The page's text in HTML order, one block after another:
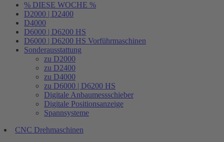
% DIESE WOCHE %
D2000 | D2400
D4000
D6000 | D6200 HS
D6000 | D6200 HS Vorführmaschinen
Sonderausstattung
zu D2000
zu D2400
zu D4000
zu D6000 | D6200 HS
Digitale Anbaumessschieber
Digitale Positionsanzeige
Spannsysteme
CNC Drehmaschinen